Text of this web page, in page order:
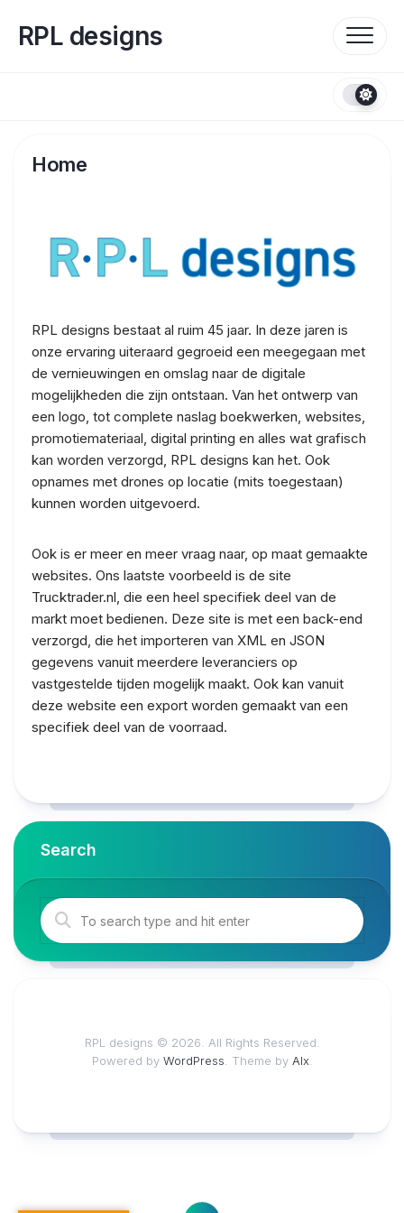
contentRPL designs
Home
RPL designs bestaat al ruim 45 jaar. In deze jaren is
onze ervaring uiteraard gegroeid een meegegaan met
de vernieuwingen en omslag naar de digitale
mogelijkheden die zijn ontstaan. Van het ontwerp van
een logo, tot complete naslag boekwerken, websites,
promotiemateriaal, digital printing en alles wat grafisch
kan worden verzorgd, RPL designs kan het. Ook
opnames met drones op locatie (mits toegestaan)
kunnen worden uitgevoerd.
Ook is er meer en meer vraag naar, op maat gemaakte
websites. Ons laatste voorbeeld is de site
Trucktrader.nl, die een heel specifiek deel van de
markt moet bedienen. Deze site is met een back-end
verzorgd, die het importeren van XML en JSON
gegevens vanuit meerdere leveranciers op
vastgestelde tijden mogelijk maakt. Ook kan vanuit
deze website een export worden gemaakt van een
specifiek deel van de voorraad.
Search
RPL designs © 2026. All Rights Reserved.
Powered by WordPress. Theme by Alx.